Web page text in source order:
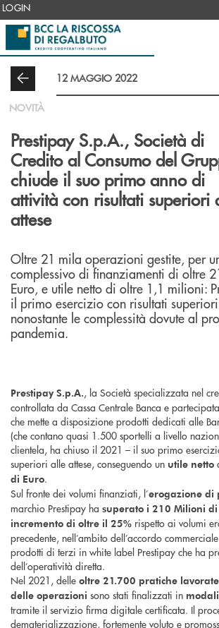
Salta al contenuto principale
LOGIN
12 MAGGIO 2022
NOVITÀ
Prestipay S.p.A., Società di
Credito al Consumo del
chiude il suo primo anno di
attività con risultati superiori
attese
Oltre 21 mila operazioni gestite, per
complessivo di finanziamenti di oltre
Euro, e utile netto di oltre 1,1 milioni:
il primo esercizio con risultati
nonostante le complessità dovute al
pandemia.
Prestipay S.p.A., la Società specializzata nel
controllata da Cassa Centrale Banca e
che mette a disposizione prodotti dedicati alle
(che contano quasi 1.500 sportelli a livello
clientela, ha chiuso il 2021 – il suo primo
superiori alle attese, conseguendo un utile netto
di Euro.
Sul fronte dei volumi finanziati, l’erogazione di
marchio Prestipay ha superato i 210 Milioni di
incremento di oltre il 25% rispetto ai volumi
precedente, nell’ambito dell’accordo
prodotti di terzi in white label Prestipay che ha
dell’operatività diretta.
Nel 2021, delle oltre 21.700 pratiche lavorate
delle operazioni sono stati finalizzati in
tramite il servizio firma digitale certificata. Il
dematerializzazione, fortemente voluto e